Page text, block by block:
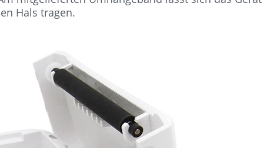
Hals tragen.